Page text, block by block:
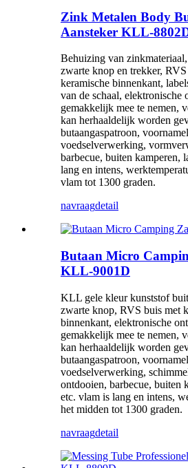
Zink Metalen Body
Aansteker KLL-
Behuizing van
zwarte knop en trekker,
keramische binnenkant,
van de schaal, elektronische
gemakkelijk mee te nemen,
kan herhaaldelijk worden
butaangaspatroon,
voedselverwerking,
barbecue, buiten kamperen,
lang en intens,
vlam tot 1300 graden.
navraagdetail
Butaan Micro
KLL-9001D
KLL gele kleur kunststof
zwarte knop, RVS buis met
binnenkant, elektronische
gemakkelijk mee te nemen,
kan herhaaldelijk worden
butaangaspatroon,
voedselverwerking,
ontdooien, barbecue, buiten
etc. vlam is lang en intens,
het midden tot 1300 graden.
navraagdetail